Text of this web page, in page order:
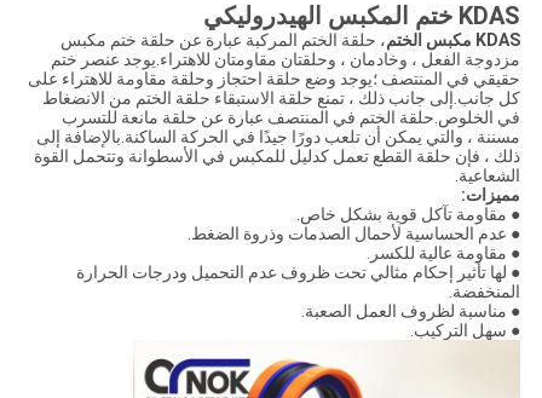
KDAS ختم المكبس الهيدروليكي
KDAS مكبس الختم
، حلقة الختم المركبة عبارة عن حلقة ختم مكبس
مزدوجة الفعل ، وخادمان ، وحلقتان مقاومتان للاهتراء.يوجد عنصر ختم
حقيقي في المنتصف ؛يوجد وضع حلقة احتجاز وحلقة مقاومة للاهتراء على
كل جانب.إلى جانب ذلك ، تمنع حلقة الاستبقاء حلقة الختم من الانضغاط
في الخلوص.حلقة الختم في المنتصف عبارة عن حلقة مانعة للتسرب
مسننة ، والتي يمكن أن تلعب دورًا جيدًا في الحركة الساكنة.بالإضافة إلى
ذلك ، فإن حلقة القطع تعمل كدليل للمكبس في الأسطوانة وتتحمل القوة
الشعاعية.
مميزات:
● مقاومة تآكل قوية بشكل خاص.
● عدم الحساسية لأحمال الصدمات وذروة الضغط.
● مقاومة عالية للكسر.
● لها تأثير إحكام مثالي تحت ظروف عدم التحميل ودرجات الحرارة
المنخفضة.
● مناسبة لظروف العمل الصعبة.
● سهل التركيب.